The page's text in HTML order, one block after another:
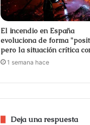
El incendio en España
evoluciona de forma
pero la situación crítica
1 semana hace
Deja una respuesta